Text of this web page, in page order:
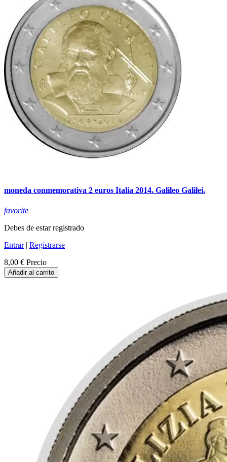
moneda conmemorativa 2 euros Italia 2014. Galileo Galilei.
favorite
Debes de estar registrado
Entrar| Registrarse
8,00 € Precio
Añadir al carrito